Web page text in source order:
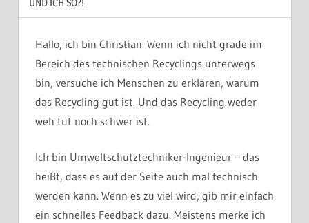
Hallo, ich bin Christian. Wenn ich nicht grade im
Bereich des technischen Recyclings unterwegs
bin, versuche ich Menschen zu erklären, warum
das Recycling gut ist. Und das Recycling weder
weh tut noch schwer ist.
Ich bin Umweltschutztechniker-Ingenieur – das
heißt, dass es auf der Seite auch mal technisch
werden kann. Wenn es zu viel wird, gib mir einfach
ein schnelles Feedback dazu. Meistens merke ich